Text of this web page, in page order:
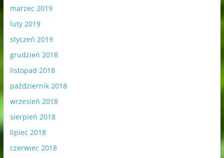
marzec 2019
luty 2019
styczeń 2019
grudzień 2018
listopad 2018
październik 2018
wrzesień 2018
sierpień 2018
lipiec 2018
czerwiec 2018